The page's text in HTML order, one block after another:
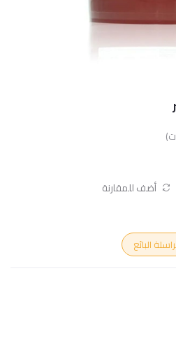
أضف للمقارنة